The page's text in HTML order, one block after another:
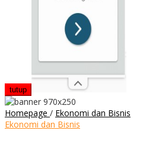
tutup
Homepage / Ekonomi dan Bisnis
Ekonomi dan Bisnis